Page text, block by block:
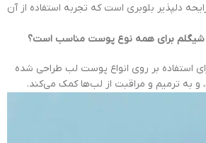
دلپذیر بلوبری است که تجربه استفاده از آن
شیگلم برای همه نوع پوست مناسب است؟
استفاده بر روی انواع پوست لب طراحی شده
به ترمیم و مراقبت از لب‌ها کمک می‌کند.